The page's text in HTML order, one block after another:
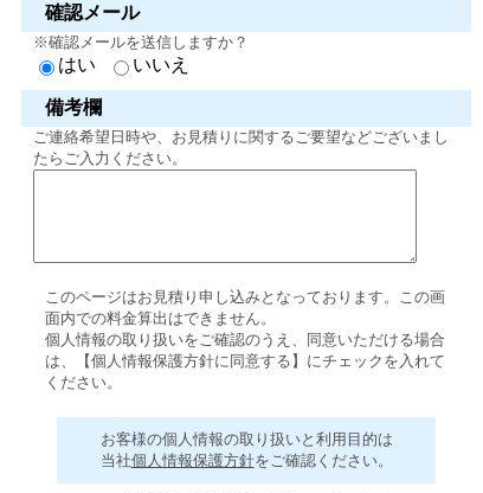
確認メール
※確認メールを送信しますか？
はい
いいえ
備考欄
ご連絡希望日時や、お見積りに関するご要望などございまし
たらご入力ください。
このページはお見積り申し込みとなっております。この画
面内での料金算出はできません。
個人情報の取り扱いをご確認のうえ、同意いただける場合
は、【個人情報保護方針に同意する】にチェックを入れて
ください。
お客様の個人情報の取り扱いと利用目的は
当社個人情報保護方針をご確認ください。